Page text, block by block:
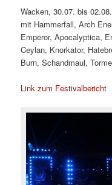
Wacken, 30.07. bis
mit Hammerfall, Arch
Emperor, Apocalyptica,
Ceylan, Knorkator,
Burn, Schandmaul,
Link zum Festivalbericht